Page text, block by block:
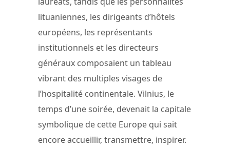
lituaniennes, les dirigeants d’hôtels
européens, les représentants
institutionnels et les directeurs
généraux composaient un tableau
vibrant des multiples visages de
l’hospitalité continentale. Vilnius, le
temps d’une soirée, devenait la capitale
symbolique de cette Europe qui sait
encore accueillir, transmettre, inspirer.